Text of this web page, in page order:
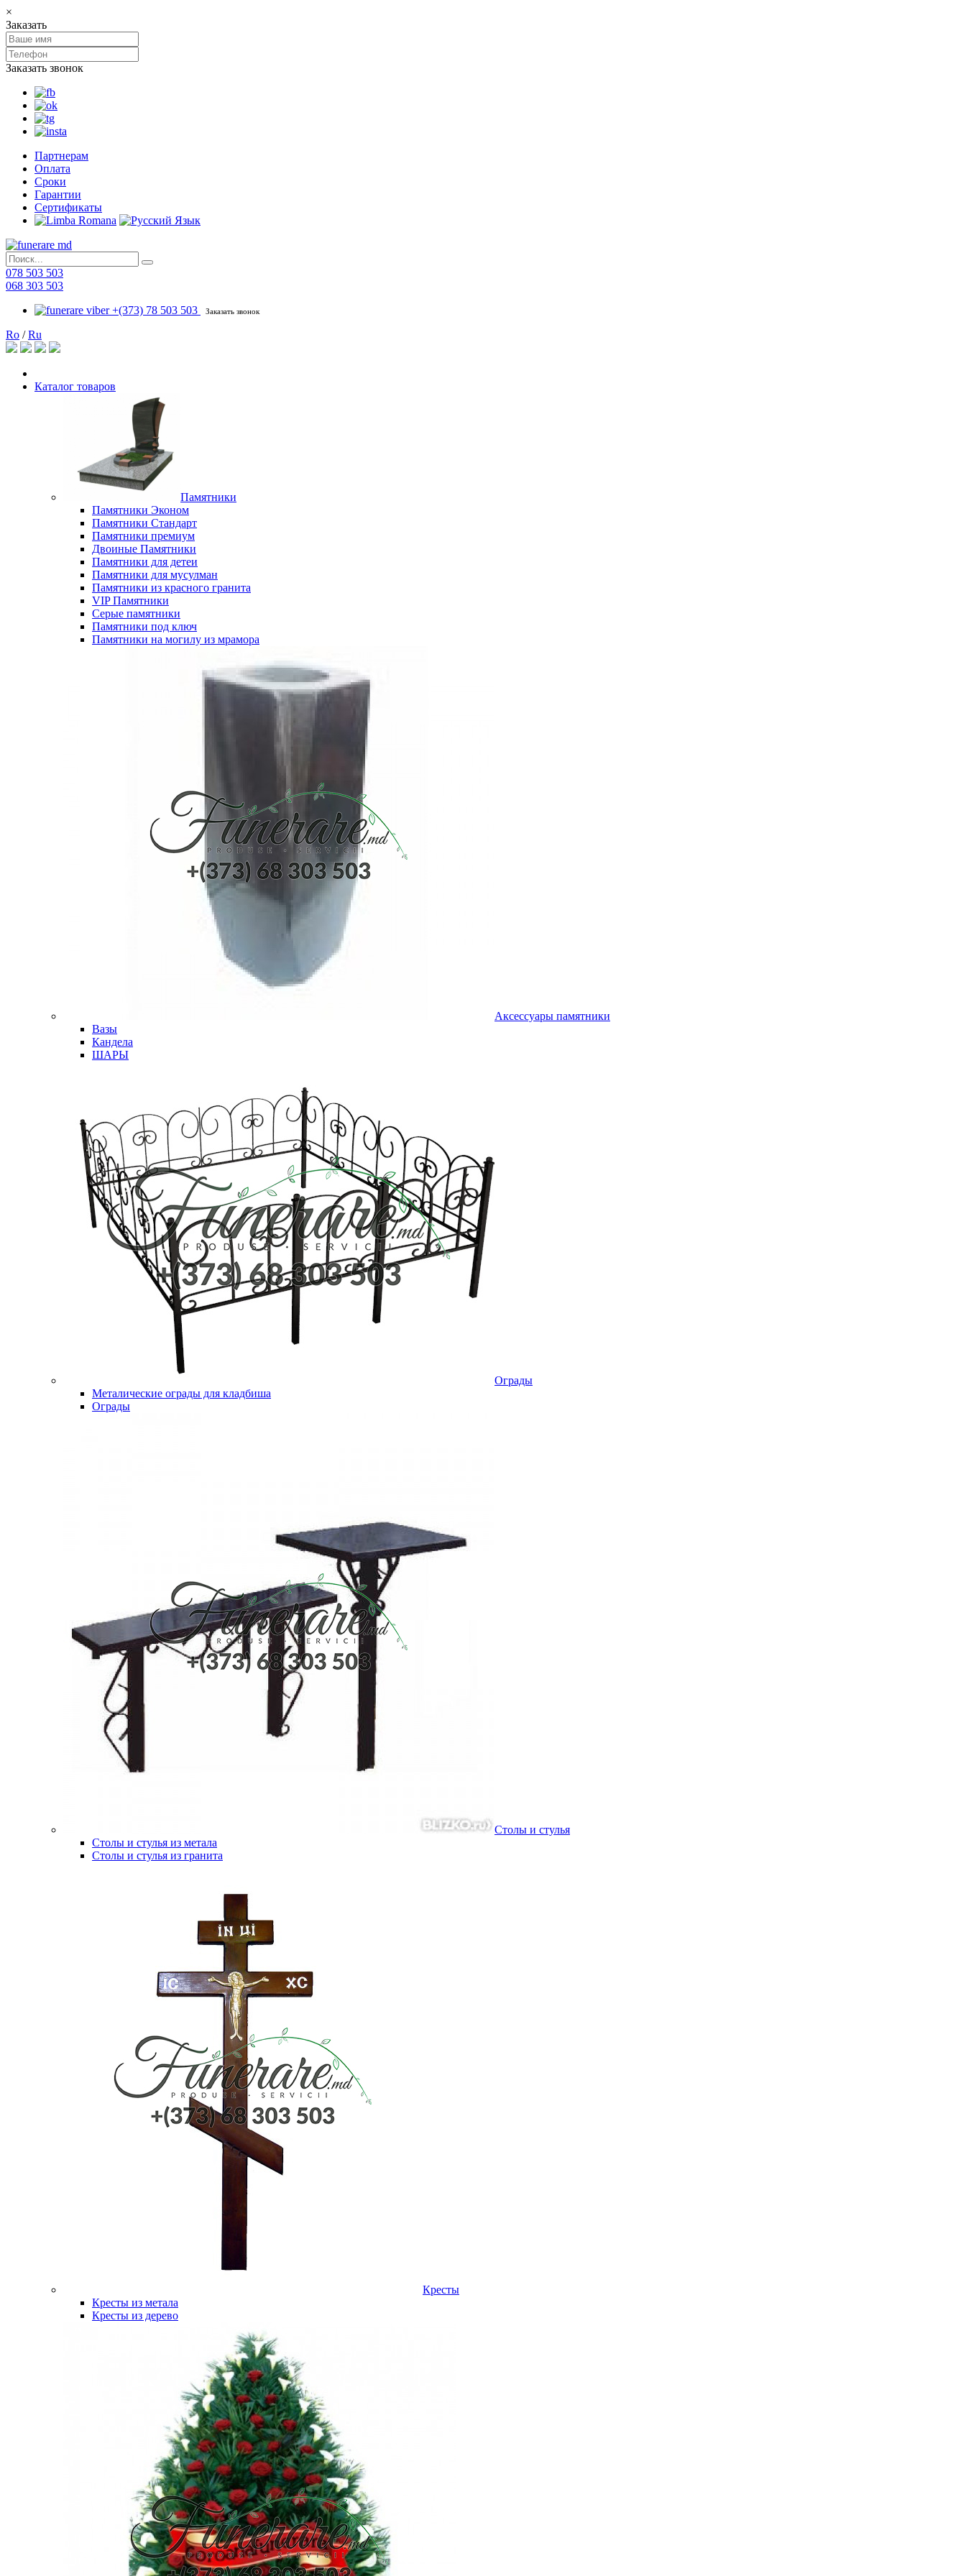
×
Заказать
Заказать звонок
Партнерам
Оплата
Сроки
Гарантии
Сертификаты
078 503 503
068 303 503
+(373) 78 503 503
Заказать звонок
Ro /Ru
Каталог товаров
Памятники
Памятники Эконом
Памятники Стандарт
Памятники премиум
Двоиные Памятники
Памятники для детеи
Памятники для мусулман
Памятники из красного гранита
VIP Памятники
Серые памятники
Памятники под ключ
Памятники на могилу из мрамора
Аксессуары памятники
Вазы
Кандела
ШАРЫ
Ограды
Металические ограды для кладбиша
Ограды
Столы и стулья
Столы и стулья из метала
Столы и стулья из гранита
Кресты
Кресты из метала
Кресты из дерево